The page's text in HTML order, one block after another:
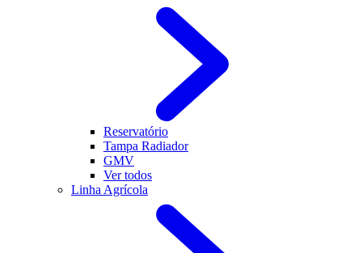
Reservatório
Tampa Radiador
GMV
Ver todos
Linha Agrícola